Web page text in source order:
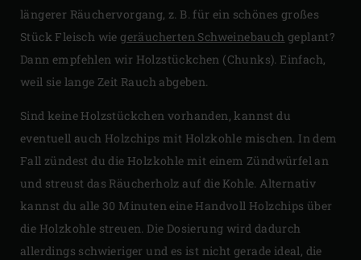
längerer Räuchervorgang, z. B. für ein schönes großes
Stück Fleisch wiegeräucherten Schweinebauch geplant?
Dann empfehlen wir Holzstückchen (Chunks). Einfach,
weil sie lange Zeit Rauch abgeben.
Sind keine Holzstückchen vorhanden, kannst du
eventuell auch Holzchips mit Holzkohle mischen. In dem
Fall zündest du die Holzkohle mit einem Zündwürfel an
und streust das Räucherholz auf die Kohle. Alternativ
kannst du alle 30 Minuten eine Handvoll Holzchips über
die Holzkohle streuen. Die Dosierung wird dadurch
allerdings schwieriger und es ist nicht gerade ideal, die